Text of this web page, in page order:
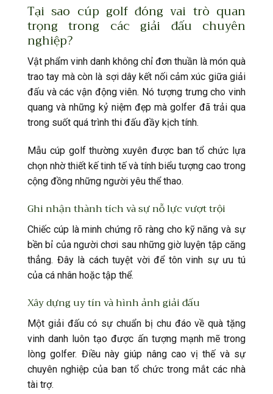
Tại sao cúp golf đóng vai trò quan
trọng trong các giải đấu chuyên
nghiệp?
Vật phẩm vinh danh không chỉ đơn thuần là món quà
trao tay mà còn là sợi dây kết nối cảm xúc giữa giải
đấu và các vận động viên. Nó tượng trưng cho vinh
quang và những kỷ niệm đẹp mà golfer đã trải qua
trong suốt quá trình thi đấu đầy kịch tính.
Mẫu cúp golf thường xuyên được ban tổ chức lựa
chọn nhờ thiết kế tinh tế và tính biểu tượng cao trong
cộng đồng những người yêu thể thao.
Ghi nhận thành tích và sự nỗ lực vượt trội
Chiếc cúp là minh chứng rõ ràng cho kỹ năng và sự
bền bỉ của người chơi sau những giờ luyện tập căng
thẳng. Đây là cách tuyệt vời để tôn vinh sự ưu tú
của cá nhân hoặc tập thể.
Xây dựng uy tín và hình ảnh giải đấu
Một giải đấu có sự chuẩn bị chu đáo về quà tặng
vinh danh luôn tạo được ấn tượng mạnh mẽ trong
lòng golfer. Điều này giúp nâng cao vị thế và sự
chuyên nghiệp của ban tổ chức trong mắt các nhà
tài trợ.